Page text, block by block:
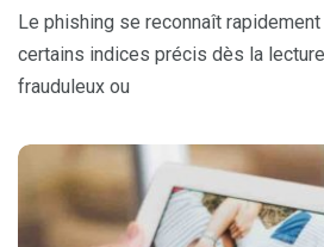
Le phishing se reconnaît
certains indices précis dès la
frauduleux ou